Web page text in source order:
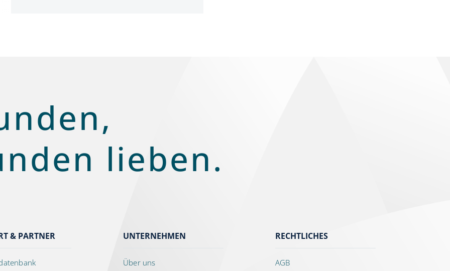
lieben.
& PARTNER UNTERNEHMEN
Über uns
RECHTLICHES
AGB